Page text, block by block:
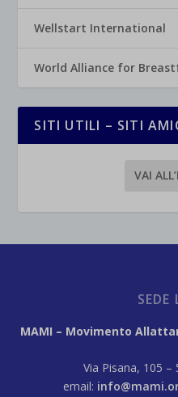
Wellstart International
World Alliance for
SITI UTILI – SITI
VAI
SEDE
MAMI – Movimento
Via Pisana, 105 –
email: